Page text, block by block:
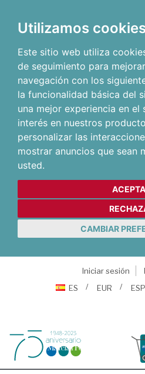
Utilizamos cookies
Este sitio web utiliza
de seguimiento para
navegación con los
la funcionalidad básica del
una mejor experiencia en el
interés en nuestros
personalizar las
mostrar anuncios que sean
usted.
CAMBIAR
Iniciar sesión
ES
EUR